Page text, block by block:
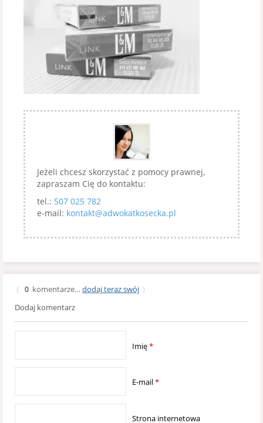
Jeżeli chcesz skorzystać z pomocy prawnej,
zapraszam Cię do kontaktu:
tel.: 507 025 782
e-mail: kontakt@adwokatkosecka.pl
{ 0 komentarze… dodaj teraz swój }
Dodaj komentarz
Imię*
E-mail*
Strona internetowa